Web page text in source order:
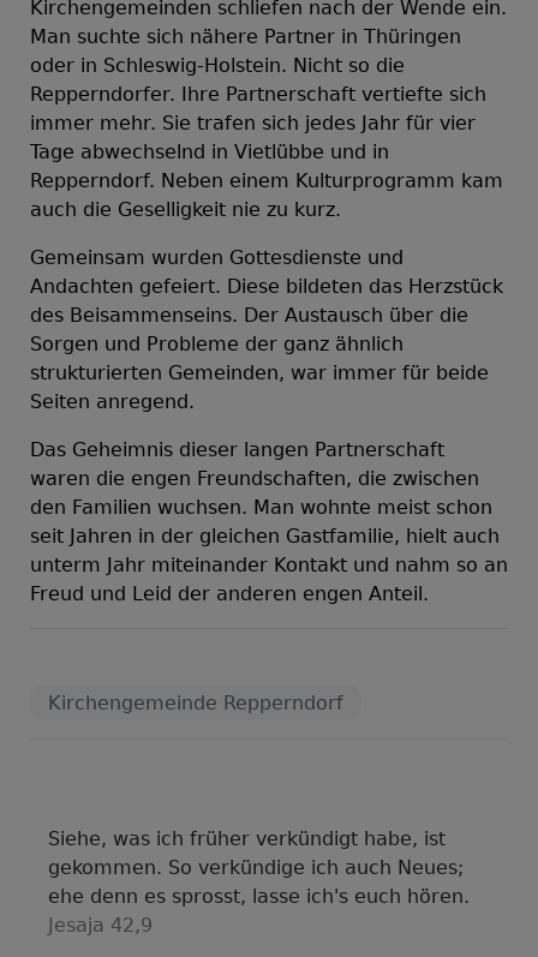
Kirchengemeinden schliefen nach der Wende ein.
Man suchte sich nähere Partner in Thüringen
oder in Schleswig-Holstein. Nicht so die
Repperndorfer. Ihre Partnerschaft vertiefte sich
immer mehr. Sie trafen sich jedes Jahr für vier
Tage abwechselnd in Vietlübbe und in
Repperndorf. Neben einem Kulturprogramm kam
auch die Geselligkeit nie zu kurz.
Gemeinsam wurden Gottesdienste und
Andachten gefeiert. Diese bildeten das Herzstück
des Beisammenseins. Der Austausch über die
Sorgen und Probleme der ganz ähnlich
strukturierten Gemeinden, war immer für beide
Seiten anregend.
Das Geheimnis dieser langen Partnerschaft
waren die engen Freundschaften, die zwischen
den Familien wuchsen. Man wohnte meist schon
seit Jahren in der gleichen Gastfamilie, hielt auch
unterm Jahr miteinander Kontakt und nahm so an
Freud und Leid der anderen engen Anteil.
Kirchengemeinde Repperndorf
Siehe, was ich früher verkündigt habe, ist
gekommen. So verkündige ich auch Neues;
ehe denn es sprosst, lasse ich's euch hören.
Jesaja 42,9